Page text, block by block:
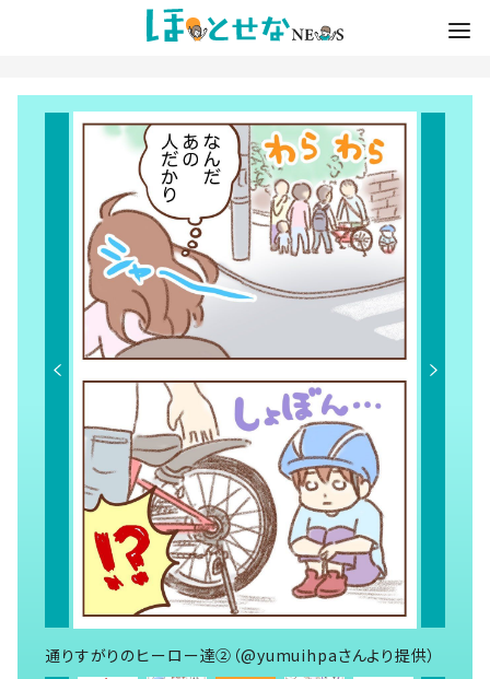
通りすがりのヒーロー達②（@yumuihpaさんより提供）